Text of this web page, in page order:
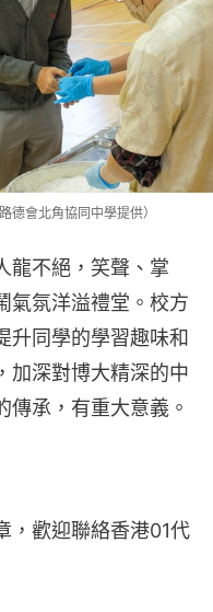
德會北角協同中學提供）
龍不絕，笑聲、掌
氣氛洋溢禮堂。校方
升同學的學習趣味和
加深對博大精深的中
傳承，有重大意義。
，歡迎聯絡香港01代